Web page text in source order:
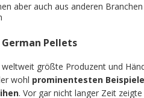
aber auch aus anderen
Pellets
größte Produzent und
wohl prominentesten
. Vor gar nicht langer Zeit